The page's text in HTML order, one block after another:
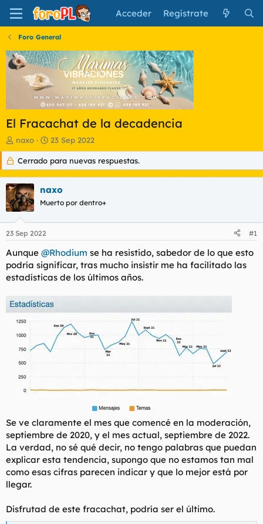
Acceder Regístrate
Foro General
El Fracachat de la decadencia
I
n
c
i
a
d
o
r
d
l
t
e
naxo
F
e
c
h
d
e
n
i
o
23 Sep 2022
Cerrado para nuevas respuestas.
naxo
Muerto por dentro+
23 Sep 2022 #1
Aunque @Rhodium se ha resistido, sabedor de lo que esto
podría significar, tras mucho insistir me ha facilitado las
estadísticas de los últimos años.
Se ve claramente el mes que comencé en la moderación,
septiembre de 2020, y el mes actual, septiembre de 2022.
La verdad, no sé qué decir, no tengo palabras que puedan
explicar esta tendencia, supongo que no estamos tan mal
como esas cifras parecen indicar y que lo mejor está por
llegar.
Disfrutad de este fracachat, podría ser el último.